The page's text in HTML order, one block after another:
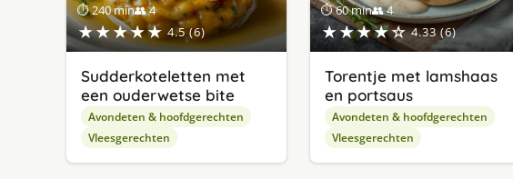
⏱ 240 min👥 4
★★★★★ 4.5 (6)
Sudderkoteletten met
een ouderwetse bite
Avondeten & hoofdgerechten
Vleesgerechten
⏱ 60 min👥 4
★★★★☆ 4.33 (6)
Torentje met lamshaas
en portsaus
Avondeten & hoofdgerechten
Vleesgerechten